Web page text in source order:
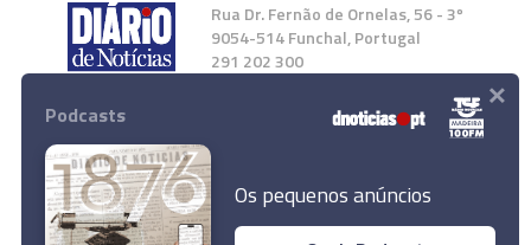
Rua Dr. Fernão de Ornelas, 56 - 3º
9054-514 Funchal, Portugal
291 202 300
Instale a nossa App
Podcasts
Os pequenos anúncios
×